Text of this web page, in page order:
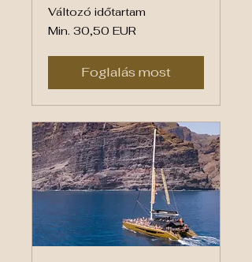
Változó időtartam
Min.
30,50
Min. 30,50 EUR
Foglalás most